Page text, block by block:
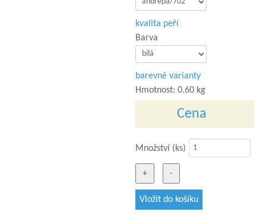
kvalita peří
Barva
barevné varianty
Hmotnost: 0.60 kg
Cena
Množství (ks)